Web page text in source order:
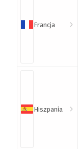
Francja
Hiszpania